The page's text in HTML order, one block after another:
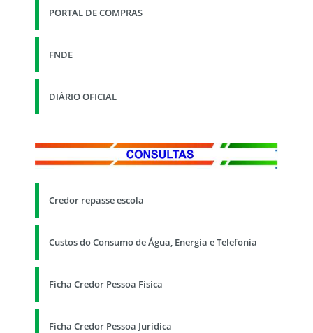
PORTAL DE COMPRAS
FNDE
DIÁRIO OFICIAL
Credor repasse escola
Custos do Consumo de Água, Energia e Telefonia
Ficha Credor Pessoa Física
Ficha Credor Pessoa Jurídica